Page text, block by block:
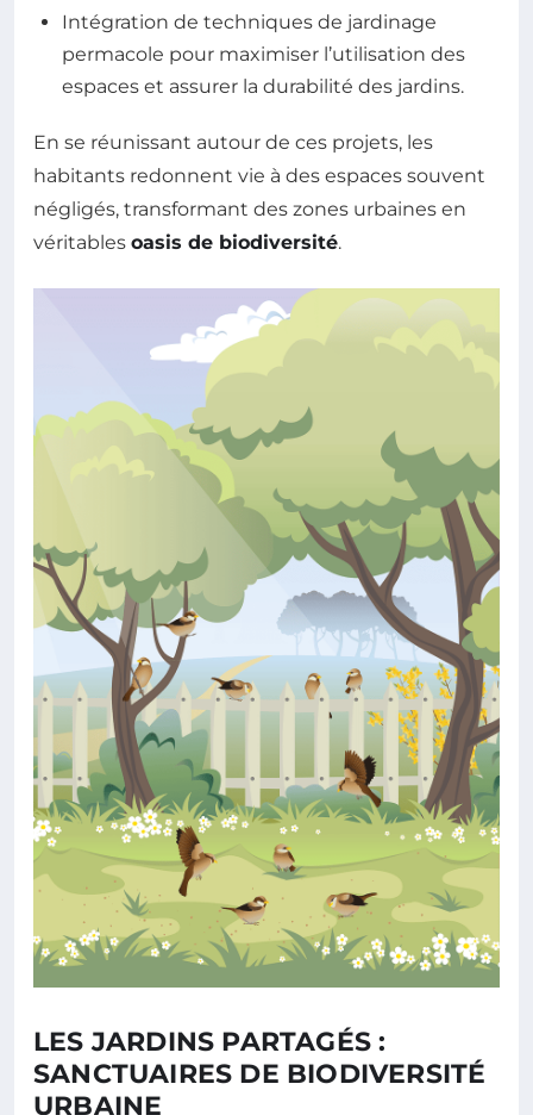
Intégration de techniques de jardinage
permacole pour maximiser l’utilisation des
espaces et assurer la durabilité des jardins.
En se réunissant autour de ces projets, les
habitants redonnent vie à des espaces souvent
négligés, transformant des zones urbaines en
véritables oasis de biodiversité.
LES JARDINS PARTAGÉS :
SANCTUAIRES DE BIODIVERSITÉ
URBAINE